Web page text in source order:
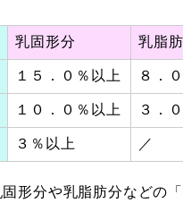
乳固形分 乳脂
１５．０％以上 ８．
１０．０％以上 ３．
３％以上 ／
形分や乳脂肪分などの「